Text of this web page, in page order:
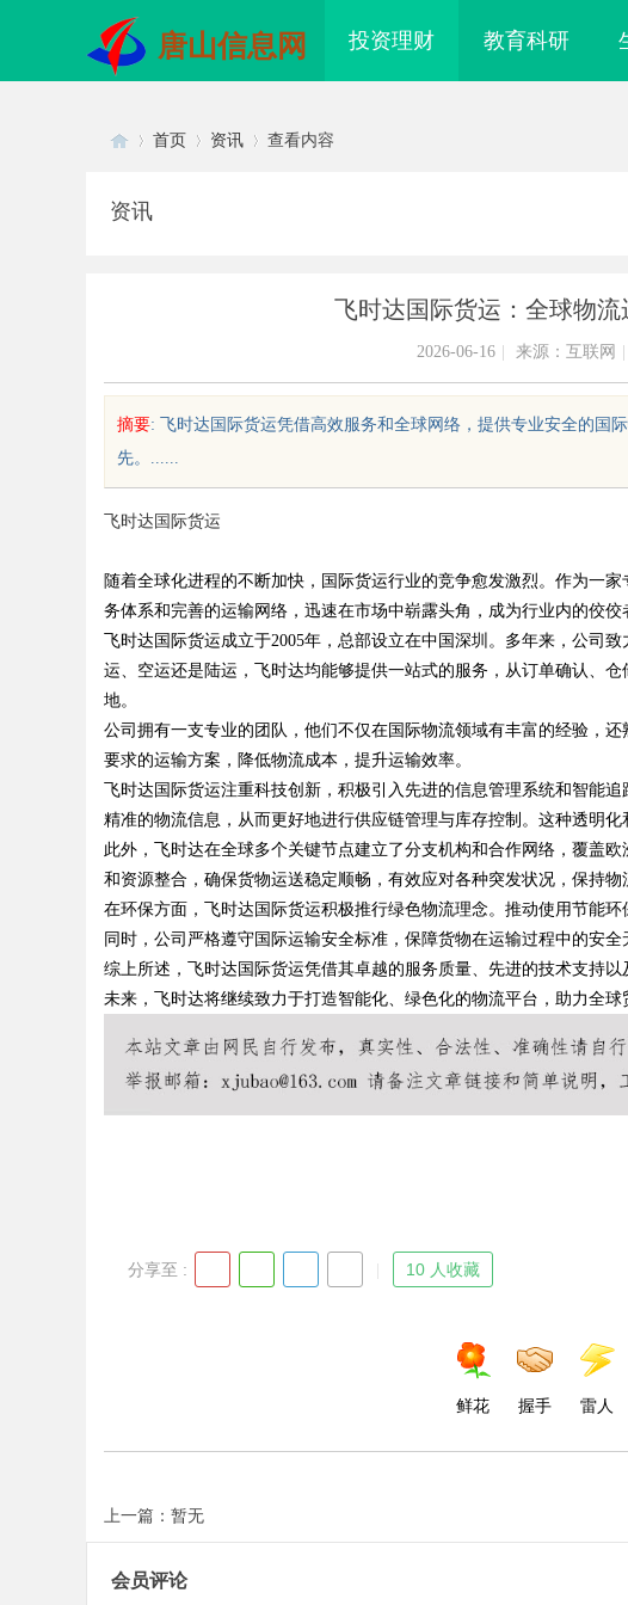
唐山信息网 投资理财 教育科研
uz
!
首页 资讯 查看内容
资讯
飞时达国际货运：全球物
2026-06-16 来源：互联网
摘要: 飞时达国际货运凭借高效服务和全球网络，提供专业安全的国
先。......
飞时达国际货运
随着全球化进程的不断加快，国际货运行业的竞争愈发激烈。作为一
务体系和完善的运输网络，迅速在市场中崭露头角，成为行业内的佼佼
飞时达国际货运成立于2005年，总部设立在中国深圳。多年来，公司
运、空运还是陆运，飞时达均能够提供一站式的服务，从订单确认、
地。
公司拥有一支专业的团队，他们不仅在国际物流领域有丰富的经验，
要求的运输方案，降低物流成本，提升运输效率。
飞时达国际货运注重科技创新，积极引入先进的信息管理系统和智能
精准的物流信息，从而更好地进行供应链管理与库存控制。这种透明化
此外，飞时达在全球多个关键节点建立了分支机构和合作网络，覆盖
和资源整合，确保货物运送稳定顺畅，有效应对各种突发状况，保持物
在环保方面，飞时达国际货运积极推行绿色物流理念。推动使用节能
同时，公司严格遵守国际运输安全标准，保障货物在运输过程中的安全
综上所述，飞时达国际货运凭借其卓越的服务质量、先进的技术支持
未来，飞时达将继续致力于打造智能化、绿色化的物流平台，助力全球
分享至 : 10 人收藏
鲜花 握手 雷人
上一篇：暂无
会员评论
析“云看看”：开启智能视觉时
让成功再付款